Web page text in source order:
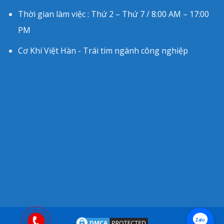
Thời gian làm việc : Thứ 2 – Thứ 7 / 8:00 AM – 17:00
PM
Cơ Khí Việt Hàn - Trái tim ngành công nghiệp
Zalo